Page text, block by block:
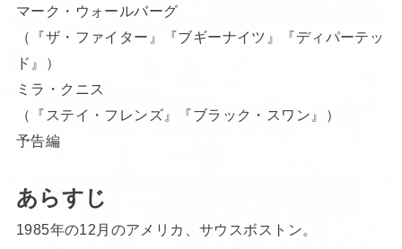
マーク・ウォールバーグ
（『ザ・ファイター』『ブギーナイツ』『ディパーテッ
ド』）
ミラ・クニス
（『ステイ・フレンズ』『ブラック・スワン』）
予告編
あらすじ
1985年の12月のアメリカ、サウスボストン。